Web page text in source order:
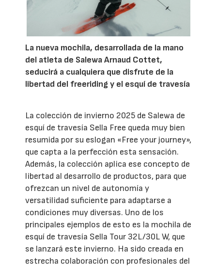
La nueva mochila, desarrollada de la mano
del atleta de Salewa Arnaud Cottet,
seducirá a cualquiera que disfrute de la
libertad del freeriding y el esquí de travesía
La colección de invierno 2025 de Salewa de
esquí de travesía Sella Free queda muy bien
resumida por su eslogan «Free your journey»,
que capta a la perfección esta sensación.
Además, la colección aplica ese concepto de
libertad al desarrollo de productos, para que
ofrezcan un nivel de autonomía y
versatilidad suficiente para adaptarse a
condiciones muy diversas. Uno de los
principales ejemplos de esto es la mochila de
esquí de travesía Sella Tour 32L/30L W, que
se lanzará este invierno. Ha sido creada en
estrecha colaboración con profesionales del